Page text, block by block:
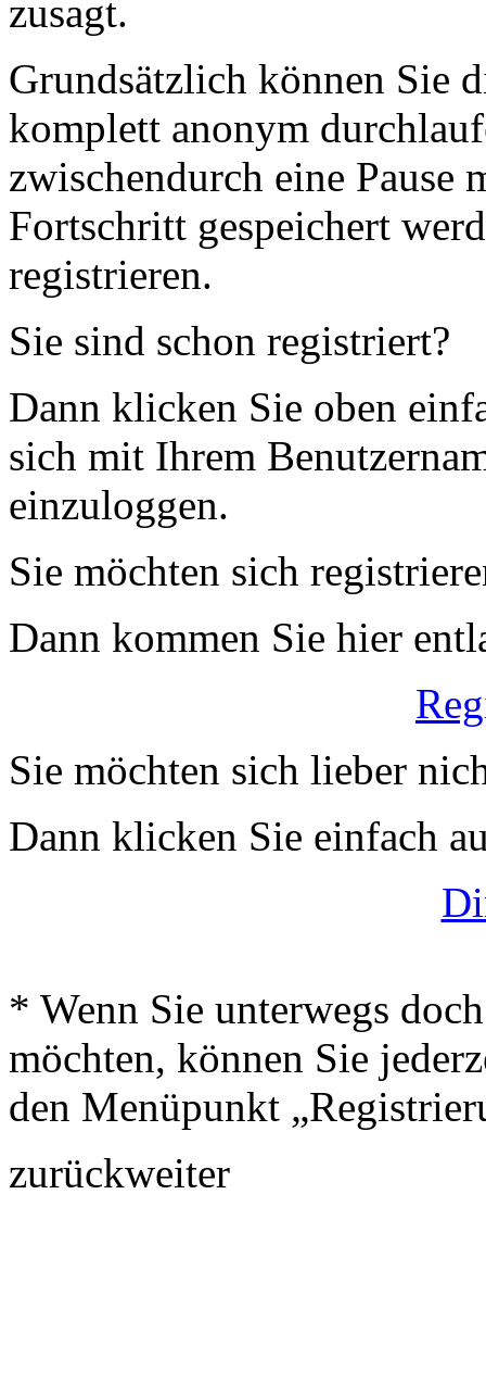
zusagt.
Grundsätzlich können Sie
komplett anonym
zwischendurch eine Pause
Fortschritt gespeichert
registrieren.
Sie sind schon registriert?
Dann klicken Sie oben
sich mit Ihrem
einzuloggen.
Sie möchten sich
Dann kommen Sie hier
Sie möchten sich lieber
Dann klicken Sie einfach
* Wenn Sie unterwegs
möchten, können Sie
den Menüpunkt
zurückweiter